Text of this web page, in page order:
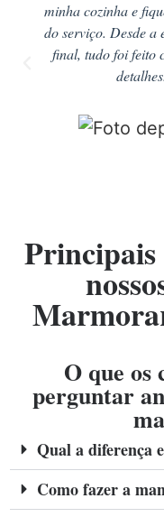
minha cozinha e
do serviço. Desde a
final, tudo foi feito
Principais
O que os
perguntar
Qual a diferença
Como fazer a